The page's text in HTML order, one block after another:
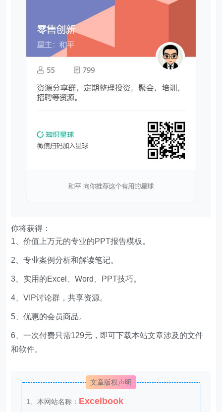
你将获得：
1、价值上万元的专业的PPT报告模板。
2、专业案例分析和解读笔记。
3、实用的Excel、Word、PPT技巧。
4、VIP讨论群，共享资源。
5、优惠的会员商品。
6、一次付费只需129元，即可下载本站文章涉及的文件
和软件。
文章版权声明
1、本网站名称： Excelbook